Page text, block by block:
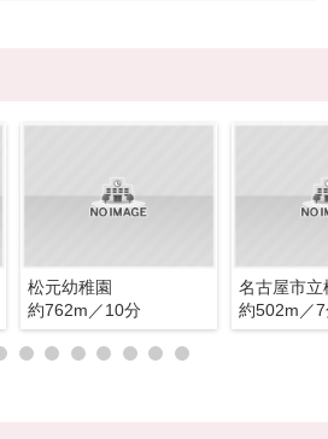
松元幼稚園
約762m／10分
名古屋市立
約502m／